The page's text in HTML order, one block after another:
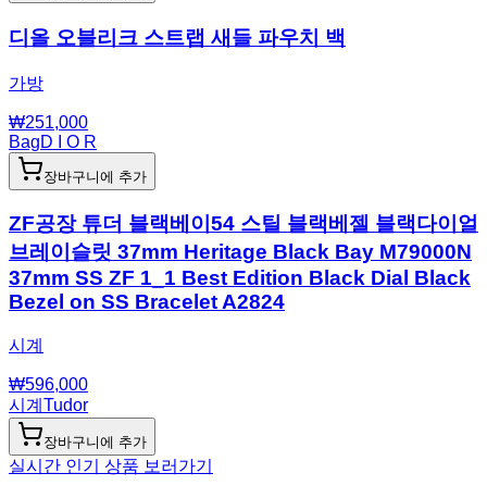
디올 오블리크 스트랩 새들 파우치 백
가방
₩251,000
BagD I O R
장바구니에 추가
ZF공장 튜더 블랙베이54 스틸 블랙베젤 블랙다이얼
브레이슬릿 37mm Heritage Black Bay M79000N
37mm SS ZF 1_1 Best Edition Black Dial Black
Bezel on SS Bracelet A2824
시계
₩596,000
시계 Tudor
장바구니에 추가
실시간 인기 상품 보러가기